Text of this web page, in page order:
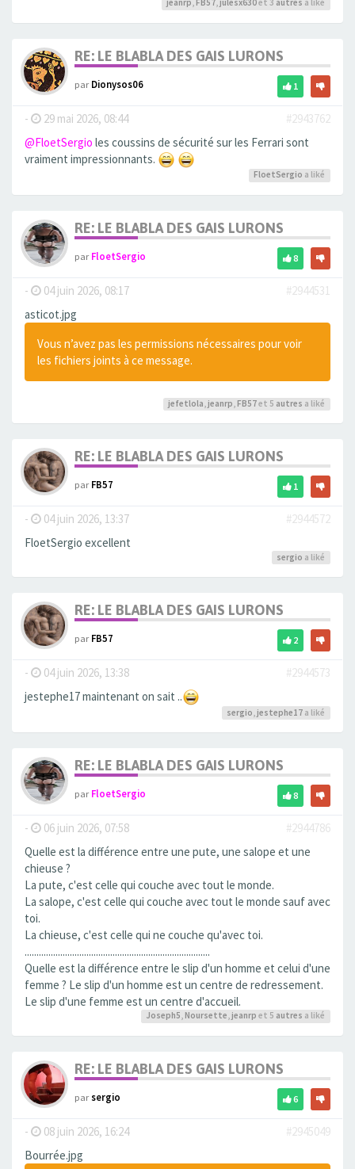
jeanrp, FB57, julesx630et 3 autres a liké
RE: LE BLABLA DES GAIS LURONS
parDionysos06 1
- 29 mai 2026, 08:44
#2943762
@FloetSergio les coussins de sécurité sur les Ferrari sont
vraiment impressionnants.
FloetSergio a liké
RE: LE BLABLA DES GAIS LURONS
parFloetSergio 8
- 04 juin 2026, 08:17
#2944531
asticot.jpg
Vous n’avez pas les permissions nécessaires pour voir
les fichiers joints à ce message.
jefetlola, jeanrp, FB57et 5 autres a liké
RE: LE BLABLA DES GAIS LURONS
parFB57 1
- 04 juin 2026, 13:37
#2944572
FloetSergio excellent
sergio a liké
RE: LE BLABLA DES GAIS LURONS
parFB57 2
- 04 juin 2026, 13:38
#2944573
jestephe17 maintenant on sait ..
sergio jestephe17 a liké
RE: LE BLABLA DES GAIS LURONS
parFloetSergio 8
- 06 juin 2026, 07:58
#2944786
Quelle est la différence entre une pute, une salope et une
chieuse ?
La pute, c'est celle qui couche avec tout le monde.
La salope, c'est celle qui couche avec tout le monde sauf avec
toi.
La chieuse, c'est celle qui ne couche qu'avec toi.
..............................................................................
Quelle est la différence entre le slip d'un homme et celui d'une
femme ? Le slip d'un homme est un centre de redressement.
Le slip d'une femme est un centre d'accueil.
Joseph5, Noursette, jeanrp et 5 autres a liké
RE: LE BLABLA DES GAIS LURONS
parsergio 6
- 08 juin 2026, 16:24
#2945049
Bourrée.jpg